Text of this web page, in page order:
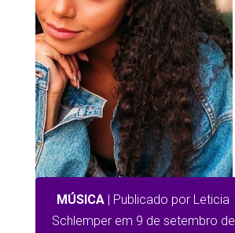
MÚSICA | Publicado por Leticia
Schlemper em 9 de setembro de